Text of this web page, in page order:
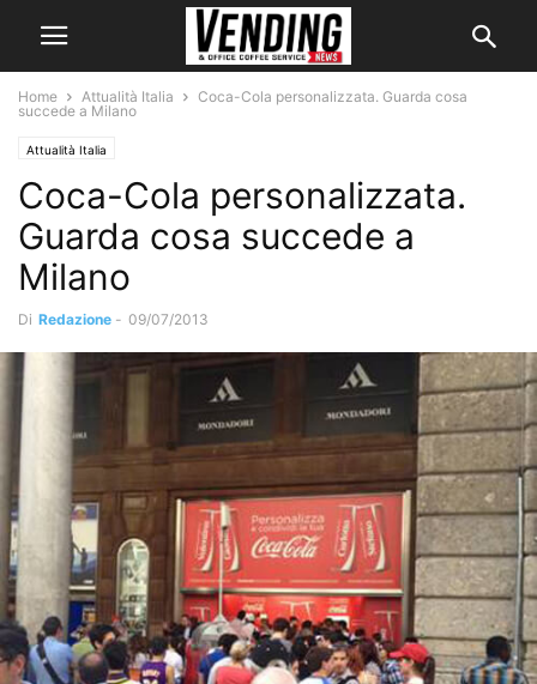
Home Attualità Italia
Coca-Cola personalizzata. Guarda cosa
succede a Milano
Attualità Italia
Coca-Cola personalizzata.
Guarda cosa succede a
Milano
Di Redazione - 09/07/2013